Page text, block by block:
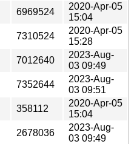
6969524
2020-Apr-05
15:04
7310524
2020-Apr-05
15:28
7012640
2023-Aug-
03 09:49
7352644
2023-Aug-
03 09:51
358112
2020-Apr-05
15:04
2678036
2023-Aug-
03 09:49